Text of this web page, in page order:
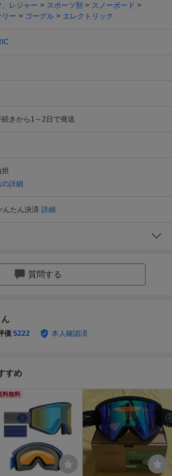
、レジャー スポーツ別
スノーボード
リー
ゴーグル エレクトリック
きから1～2日で発送
担
の詳細
んたん決済 詳細
質問する
ん
価 5222 本人確認済
すめ
料無料